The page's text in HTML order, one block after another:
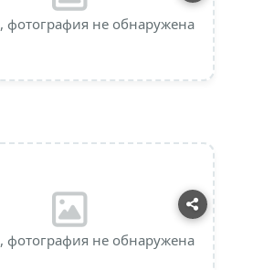
не обнаружена
не обнаружена